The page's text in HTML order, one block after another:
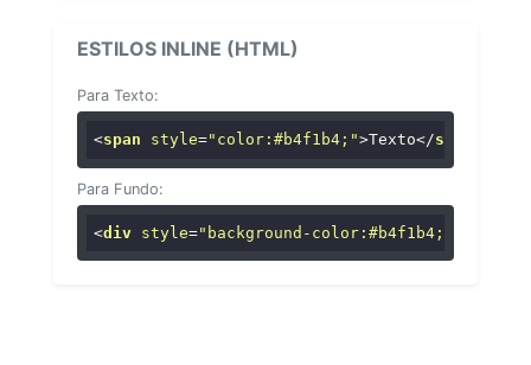
ESTILOS INLINE (HTML)
Para Texto:
<span style="color:#b4f1b4;">Texto</span
Para Fundo:
<div style="background-color:#b4f1b4;"